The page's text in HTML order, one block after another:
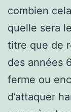
combien
quelle sera
titre que de
des années
ferme ou
d’attaquer